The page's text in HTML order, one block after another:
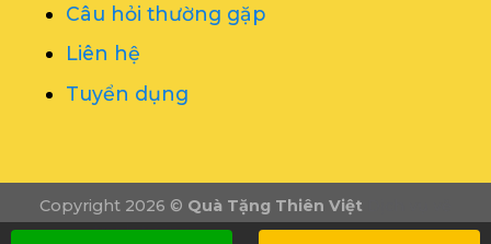
Câu hỏi thường gặp
Liên hệ
Tuyển dụng
Copyright 2026 © Quà Tặng Thiên Việt
tranh tường Tổ chức sự kiện Nghệ An